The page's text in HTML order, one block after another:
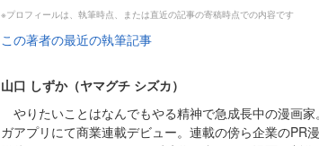
※プロフィールは、執筆時点、または直近の記事の寄稿時点での内容です
この著者の最近の執筆記事
山口 しずか（ヤマグチ シズカ）
やりたいことはなんでもやる精神で急成長中の漫画
ガアプリにて商業連載デビュー。連載の傍ら企業のPR